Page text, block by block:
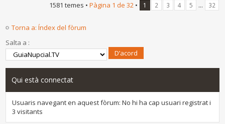
1581 temes • Pàgina 1 de 32• 1 2 3 4 5 ... 32
Torna a: Índex del fòrum
Salta a :
Qui està connectat
Usuaris navegant en aquest fòrum: No hi ha cap usuari registrat i
3 visitants